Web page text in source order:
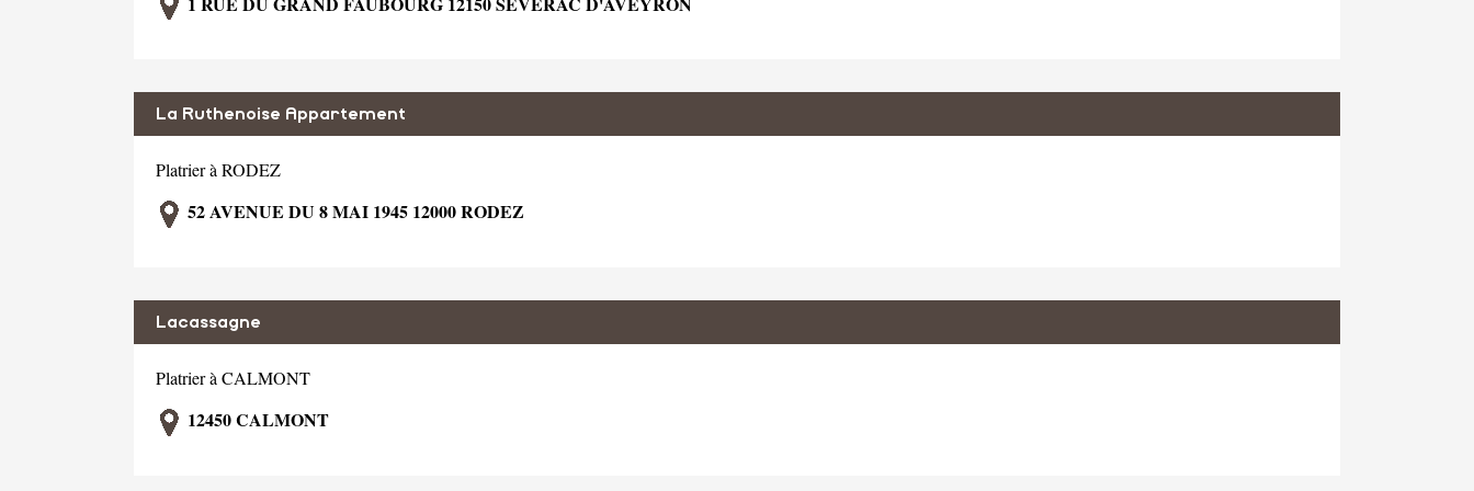
La Ruthenoise Appartement
Platrier à RODEZ
52 AVENUE DU 8 MAI 1945 12000 RODEZ
Lacassagne
Platrier à CALMONT
12450 CALMONT